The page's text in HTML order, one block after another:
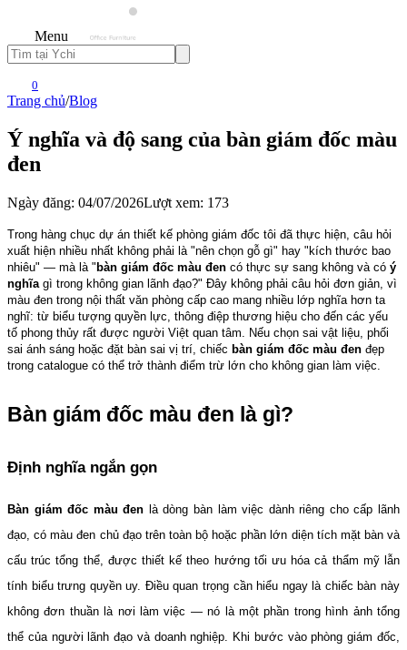
Menu
0
Trang chủ/Blog
Ý nghĩa và độ sang của bàn giám đốc màu
đen
Ngày đăng: 04/07/2026Lượt xem: 173
Trong hàng chục dự án thiết kế phòng giám đốc tôi đã thực hiện, câu hỏi
xuất hiện nhiều nhất không phải là "nên chọn gỗ gì" hay "kích thước bao
nhiêu" — mà là " bàn giám đốc màu đen có thực sự sang không và có ý
nghĩa gì trong không gian lãnh đạo?" Đây không phải câu hỏi đơn giản, vì
màu đen trong nội thất văn phòng cấp cao mang nhiều lớp nghĩa hơn ta
nghĩ: từ biểu tượng quyền lực, thông điệp thương hiệu cho đến các yếu
tố phong thủy rất được người Việt quan tâm. Nếu chọn sai vật liệu, phối
sai ánh sáng hoặc đặt bàn sai vị trí, chiếc bàn giám đốc màu đen đẹp
trong catalogue có thể trở thành điểm trừ lớn cho không gian làm việc.
Bàn giám đốc màu đen là gì?
Định nghĩa ngắn gọn
Bàn giám đốc màu đen là dòng bàn làm việc dành riêng cho cấp lãnh
đạo, có màu đen chủ đạo trên toàn bộ hoặc phần lớn diện tích mặt bàn và
cấu trúc tổng thể, được thiết kế theo hướng tối ưu hóa cả thẩm mỹ lẫn
tính biểu trưng quyền uy. Điều quan trọng cần hiểu ngay là chiếc bàn này
không đơn thuần là nơi làm việc — nó là một phần trong hình ảnh tổng
thể của người lãnh đạo và doanh nghiệp. Khi bước vào phòng giám đốc,